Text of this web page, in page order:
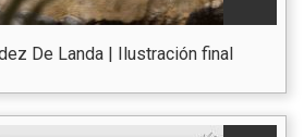
De Landa | Ilustración final